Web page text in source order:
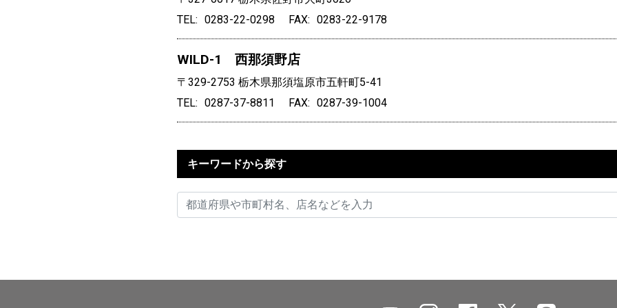
TEL
0283-22-0298 FAX 0283-22-9178
WILD-1 西那須野店
〒329-2753 栃木県那須塩原市五軒町5-41
TEL
0287-37-8811 FAX 0287-39-1004
キーワードから探す